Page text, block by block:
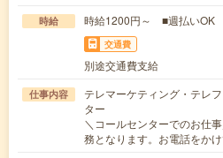
時給 時給1200円～ ■週払いOK
交通費
別途交通費支給
仕事内容
テレマーケティング・テレ
ター
＼コールセンターでのお仕
務となります。お電話をか